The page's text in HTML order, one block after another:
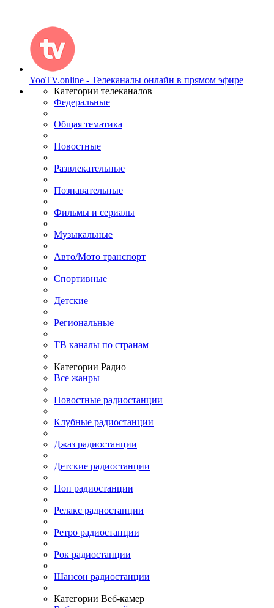
YooTV.online - Телеканалы онлайн в прямом эфире
Категории телеканалов
Федеральные
Общая тематика
Новостные
Развлекательные
Познавательные
Фильмы и сериалы
Музыкальные
Авто/Мото транспорт
Спортивные
Детские
Региональные
ТВ каналы по странам
Категории Радио
Все жанры
Новостные радиостанции
Клубные радиостанции
Джаз радиостанции
Детские радиостанции
Поп радиостанции
Релакс радиостанции
Ретро радиостанции
Рок радиостанции
Шансон радиостанции
Категории Веб-камер